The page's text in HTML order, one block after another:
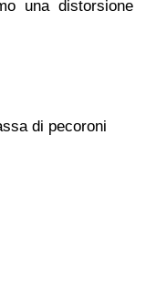
una distorsione
di pecoroni